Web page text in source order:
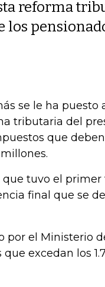
reforma
los
se le ha puesto
tributaria del
que
que tuvo el
final que se
por el Ministerio
excedan los